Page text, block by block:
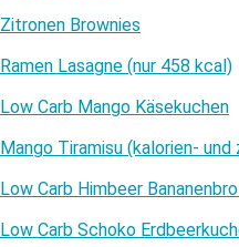
Zitronen Brownies
Ramen Lasagne (nur 458 kcal)
Low Carb Mango Käsekuchen
Mango Tiramisu (kalorien-
Low Carb Himbeer
Low Carb Schoko